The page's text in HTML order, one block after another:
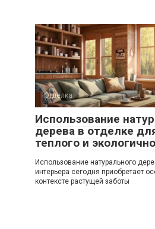
Отделка
Использование
дерева в отделке
теплого и
Использование натурального
интерьера сегодня приобретает
контексте растущей заботы